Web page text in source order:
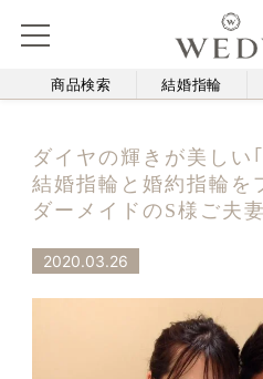
商品検索 結婚指輪
ダイヤの輝きが美しい
結婚指輪と婚約指輪を
ダーメイドのS様ご夫
2020.03.26